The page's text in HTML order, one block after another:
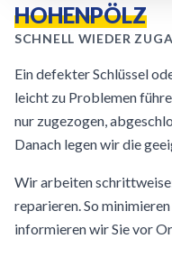
HOHENPÖLZ
SCHNELL WIEDER
Ein defekter Schlüssel
leicht zu Problemen
nur zugezogen,
Danach legen wir die
Wir arbeiten
reparieren. So
informieren wir Sie vor